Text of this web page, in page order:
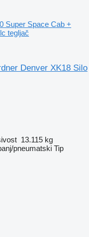
Super Space Cab +
tegljač
Denver XK18 Silo
13.115 kg
pneumatski Tip